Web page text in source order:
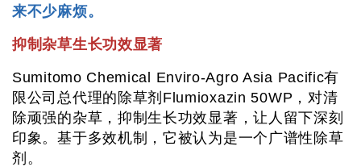
来不少麻烦。
抑制杂草生长功效显著
Sumitomo Chemical Enviro-Agro Asia Pacific有
限公司总代理的除草剂Flumioxazin 50WP，对清
除顽强的杂草，抑制生长功效显著，让人留下深刻
印象。基于多效机制，它被认为是一个广谱性除草
剂。